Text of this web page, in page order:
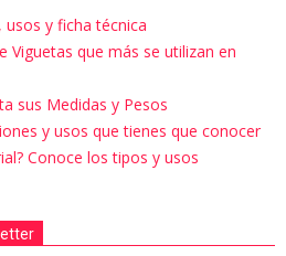
y ficha técnica
Viguetas que más se utilizan en
sus Medidas y Pesos
y usos que tienes que conocer
Conoce los tipos y usos